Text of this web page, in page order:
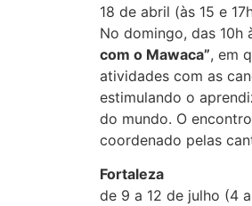
18 de abril (às 15 e
No domingo, das 10h
com o Mawaca”, em
atividades com as
estimulando o
do mundo. O
coordenado pelas
Fortaleza
de 9 a 12 de julho (4